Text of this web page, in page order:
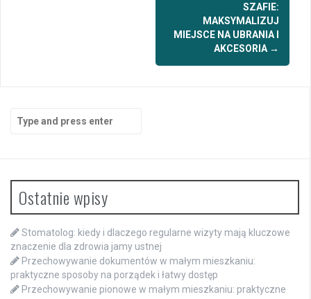
SZAFIE:
MAKSYMALIZUJ
MIEJSCE NA UBRANIA I
AKCESORIA →
Search
for:
Ostatnie wpisy
Stomatolog: kiedy i dlaczego regularne wizyty mają kluczowe
znaczenie dla zdrowia jamy ustnej
Przechowywanie dokumentów w małym mieszkaniu:
praktyczne sposoby na porządek i łatwy dostęp
Przechowywanie pionowe w małym mieszkaniu: praktyczne